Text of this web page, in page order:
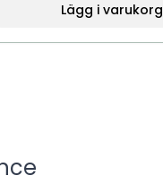
Lägg i varukorg